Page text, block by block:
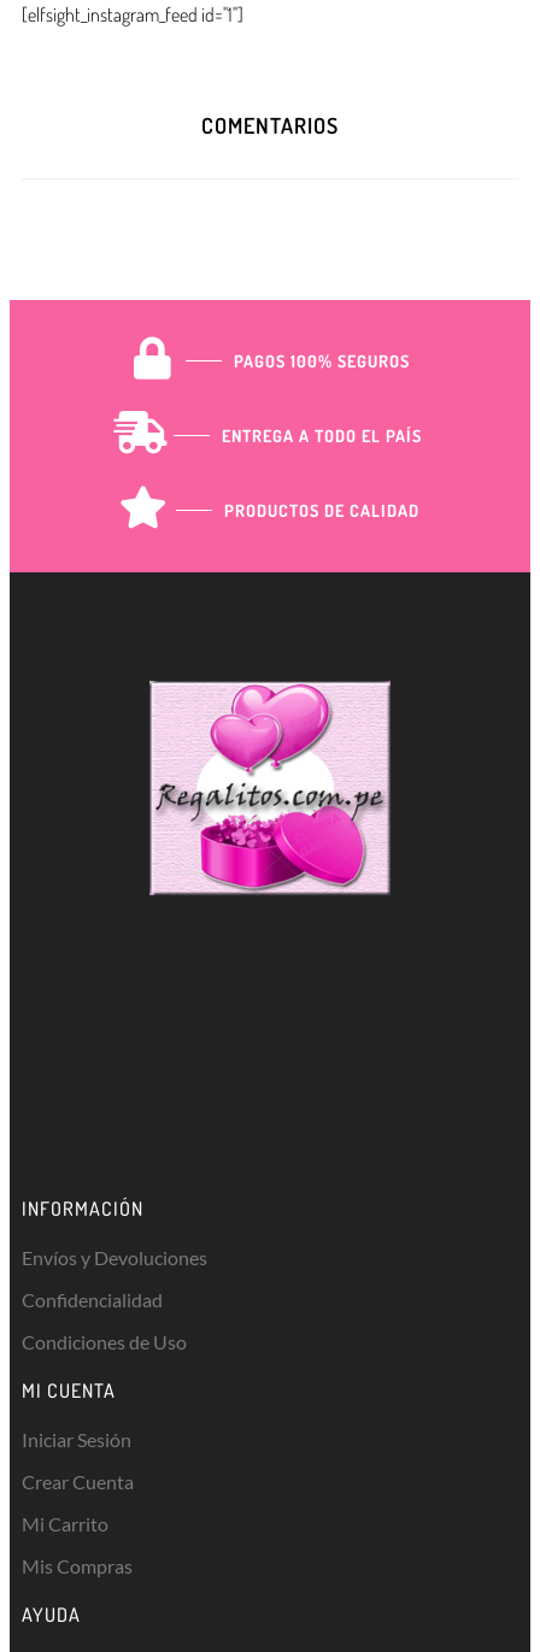
[elfsight_instagram_feed id="1"]
COMENTARIOS
PAGOS 100% SEGUROS
ENTREGA A TODO EL PAÍS
PRODUCTOS DE CALIDAD
INFORMACIÓN
Envíos y Devoluciones
Confidencialidad
Condiciones de Uso
MI CUENTA
Iniciar Sesión
Crear Cuenta
Mi Carrito
Mis Compras
AYUDA